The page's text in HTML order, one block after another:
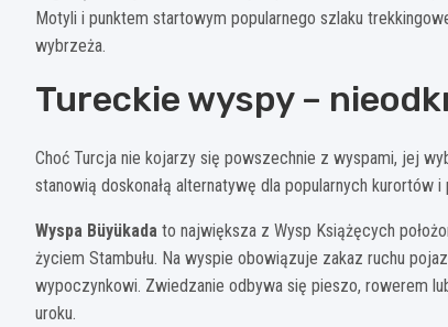
Motyli i punktem startowym popularnego szlaku
wybrzeża.
Tureckie wyspy –
Choć Turcja nie kojarzy się powszechnie z wyspami, jej
stanowią doskonałą alternatywę dla popularnych
Wyspa Büyükada to największa z Wysp Książęcych
życiem Stambułu. Na wyspie obowiązuje zakaz ruchu
wypoczynkowi. Zwiedzanie odbywa się pieszo, rowerem
uroku.